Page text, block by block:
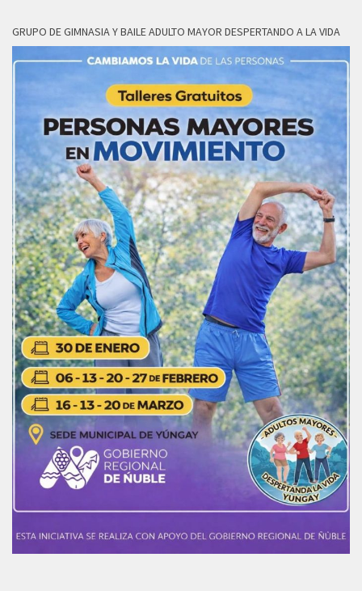
GRUPO DE GIMNASIA Y BAILE ADULTO MAYOR DESPERTANDO A LA VIDA